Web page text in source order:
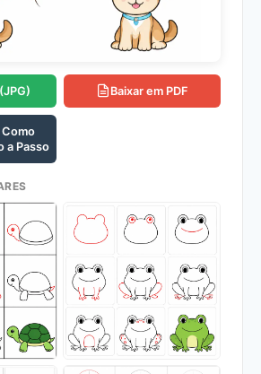
Baixar em PDF
a Passo